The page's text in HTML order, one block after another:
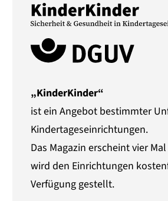
„KinderKinder“
ist ein Angebot bestimmter
Kindertageseinrichtungen.
Das Magazin erscheint vier
wird den Einrichtungen
Verfügung gestellt.